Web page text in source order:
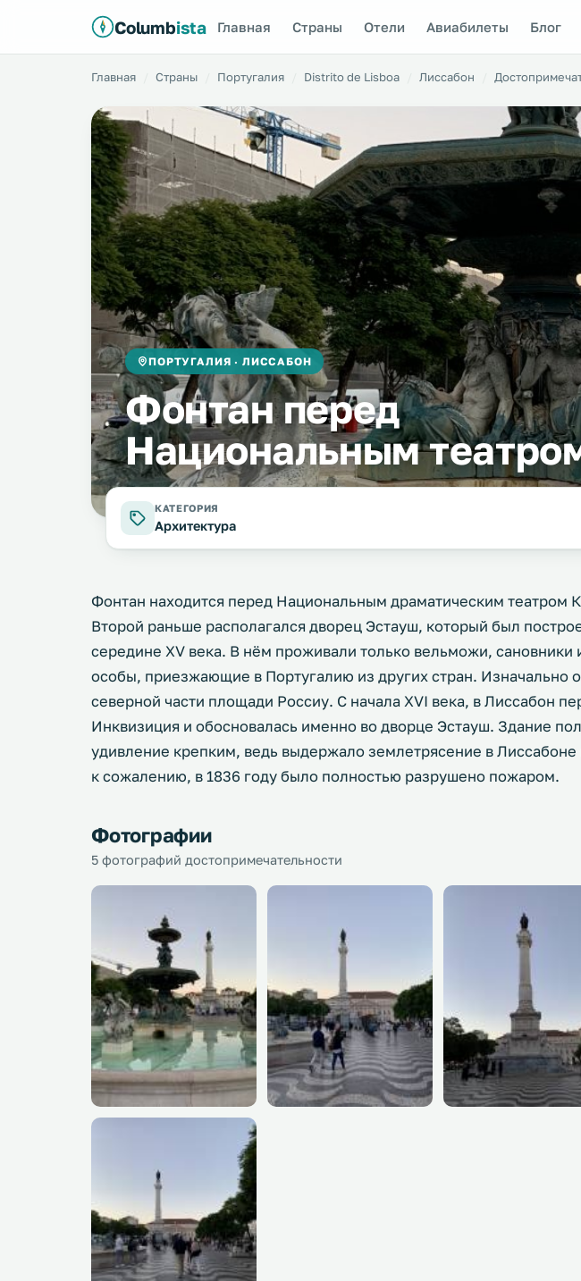
Columbista Главная Страны Отели Авиабилеты Блог
Главная Страны Португалия Distrito de Lisboa Лиссабон
ПОРТУГАЛИЯ · ЛИССАБОН
Фонтан перед
Национальным
КАТЕГОРИЯ
Архитектура
Фонтан находится перед Национальным драматическим театром
Второй раньше располагался дворец Эстауш, который был
середине XV века. В нём проживали только вельможи, сановники
особы, приезжающие в Португалию из других стран. Изначально
северной части площади Россиу. С начала XVI века, в Лиссабон
Инквизиция и обосновалась именно во дворце Эстауш. Здание
удивление крепким, ведь выдержало землетрясение в Лиссабоне
к сожалению, в 1836 году было полностью разрушено пожаром.
Фотографии
5 фотографий достопримечательности